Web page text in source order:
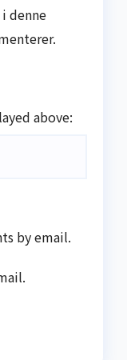
denne
above:
by email.